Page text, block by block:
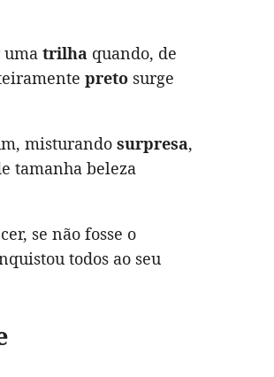
uma trilha quando, de
preto surge
misturando surpresa,
tamanha beleza
se não fosse o
todos ao seu